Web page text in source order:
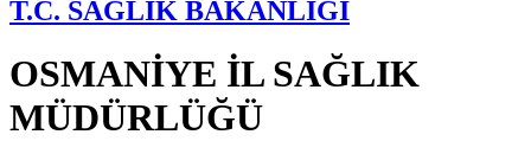
T.C. SAĞLIK BAKANLIĞI
OSMANİYE İL SAĞLIK
MÜDÜRLÜĞÜ